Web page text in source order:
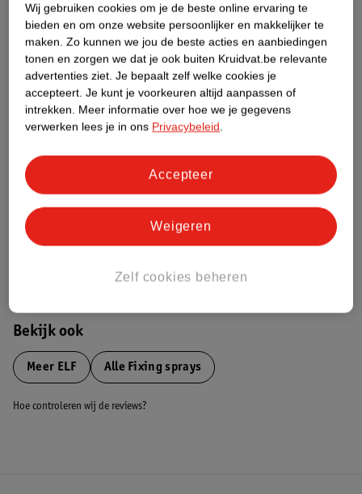
Over dit product
Productinformatie
Etiketinformatie
Dit product heeft (nog) geen Nature
Meer informatie
Bestel & Bezorginformatie
Bekijk ook
Meer ELF Alle Fixing sprays
Hoe controleren wij de reviews?
Wij gebruiken cookies om je de beste online ervaring te
bieden en om onze website persoonlijker en makkelijker te
maken. Zo kunnen we jou de beste acties en aanbiedingen
tonen en zorgen we dat je ook buiten Kruidvat.be relevante
advertenties ziet. Je bepaalt zelf welke cookies je
accepteert. Je kunt je voorkeuren altijd aanpassen of
intrekken. Meer informatie over hoe we je gegevens
verwerken lees je in ons Privacybeleid.
Zelf cookies beheren
Weigeren
Accepteer